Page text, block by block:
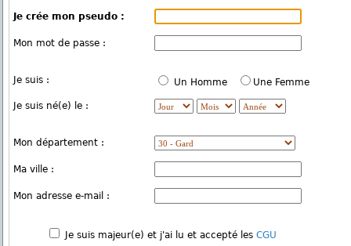
Je crée mon pseudo :
Mon mot de passe :
Je suis : Un Homme Une Femme
Je suis né(e) le :
Mon département :
Ma ville :
Mon adresse e-mail :
Je suis majeur(e) et j'ai lu et accepté les CGU